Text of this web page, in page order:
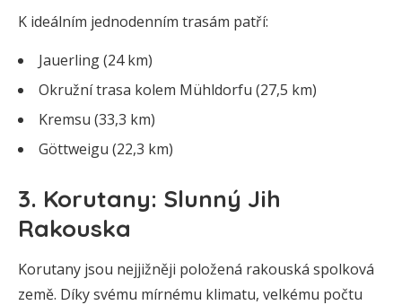
K ideálním jednodenním trasám patří:
Jauerling (24 km)
Okružní trasa kolem Mühldorfu (27,5 km)
Kremsu (33,3 km)
Göttweigu (22,3 km)
3. Korutany: Slunný Jih
Rakouska
Korutany jsou nejjižněji položená rakouská spolková
země. Díky svému mírnému klimatu, velkému počtu